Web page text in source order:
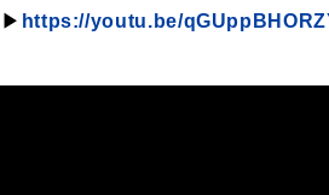
▶ https://youtu.be/